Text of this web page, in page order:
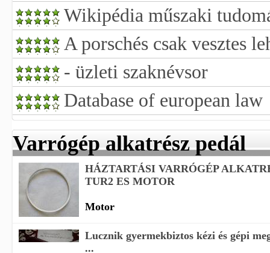
Wikipédia műszaki
A porschés csak vesztes
- üzleti szaknévsor
Database of european law
Varrógép alkatrész pedál
HÁZTARTÁSI VARRÓGÉP
TUR2 ES MOTOR
Motor
Lucznik gyermekbiztos kézi és gépi
...